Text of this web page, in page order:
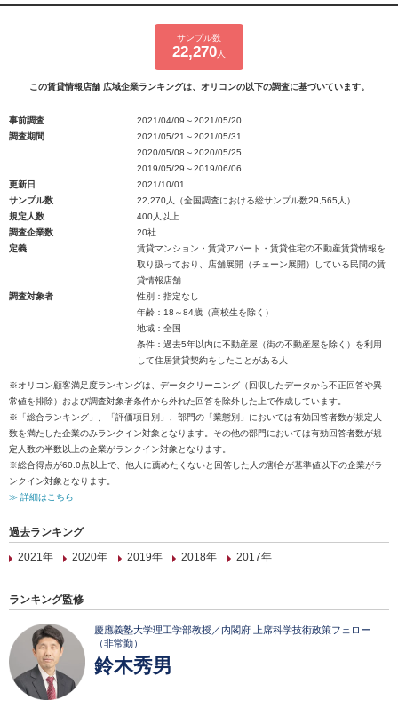
サンプル数
22,270 人
この賃貸情報店舗 広域企業ランキングは、オリコンの以下の調査に基づいています。
事前調査
2021/04/09～2021/05/20
調査期間
2021/05/21～2021/05/31
2020/05/08～2020/05/25
2019/05/29～2019/06/06
更新日
2021/10/01
サンプル数
22,270人（全国調査における総サンプル数29,565人）
規定人数
400人以上
調査企業数
20社
定義
賃貸マンション・賃貸アパート・賃貸住宅の不動産賃貸情報を
取り扱っており、店舗展開（チェーン展開）している民間の賃
貸情報店舗
調査対象者
性別：指定なし
年齢：18～84歳（高校生を除く）
地域：全国
条件：過去5年以内に不動産屋（街の不動産屋を除く）を利用
して住居賃貸契約をしたことがある人
※オリコン顧客満足度ランキングは、データクリーニング（回収したデータから不正回答や異
常値を排除）および調査対象者条件から外れた回答を除外した上で作成しています。
※「総合ランキング」、「評価項目別」、部門の「業態別」においては有効回答者数が規定人
数を満たした企業のみランクイン対象となります。その他の部門においては有効回答者数が規
定人数の半数以上の企業がランクイン対象となります。
※総合得点が60.0点以上で、他人に薦めたくないと回答した人の割合が基準値以下の企業がラ
ンクイン対象となります。
≫ 詳細はこちら
過去ランキング
2021年
2020年 2019年 2018年 2017年
ランキング監修
慶應義塾大学理工学部教授／内閣府 上席科学技術政策フェロー
（非常勤）
鈴木秀男